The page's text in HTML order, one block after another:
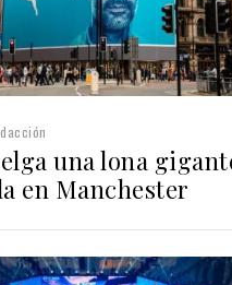
una lona
en Manchester